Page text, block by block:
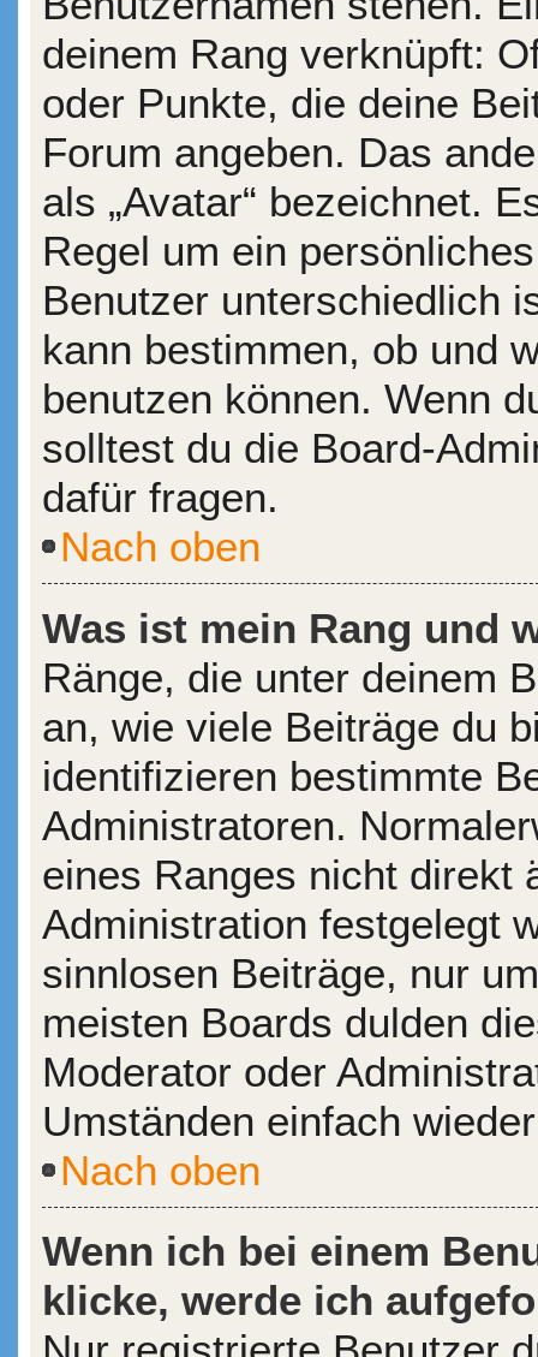
deinem Rang verknüpft:
oder Punkte, die deine
Forum angeben. Das
als „Avatar“ bezeichnet.
Regel um ein
Benutzer unterschiedlich
kann bestimmen, ob und
benutzen können. Wenn
solltest du die Board-
dafür fragen.
Nach oben
Was ist mein Rang und
Ränge, die unter deinem
an, wie viele Beiträge du
identifizieren bestimmte
Administratoren.
eines Ranges nicht direkt
Administration festgelegt
sinnlosen Beiträge, nur
meisten Boards dulden
Moderator oder
Umständen einfach
Nach oben
Wenn ich bei einem
klicke, werde ich